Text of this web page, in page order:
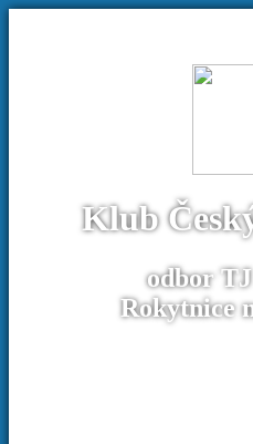
Klub
odbor
Rokytnice